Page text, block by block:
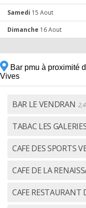
Samedi 15 Aout
Dimanche 16 Aout
Bar pmu à proximité
Vives
BAR LE VENDRAN
TABAC LES
CAFE DES SPORTS
CAFE DE LA
CAFE RESTAURANT